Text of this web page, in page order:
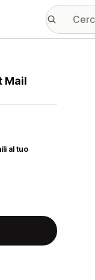
Mail
al tuo